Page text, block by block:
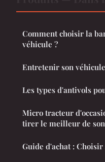
Comment choisir la
véhicule ?
Entretenir son
Les types d'antivols
Micro tracteur
tirer le meilleur de
Guide d'achat :